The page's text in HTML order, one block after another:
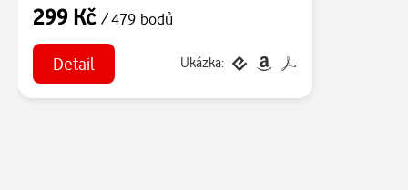
299 Kč / 479 bodů
Detail Ukázka: